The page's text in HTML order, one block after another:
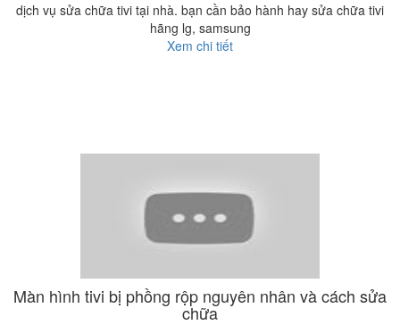
dịch vụ sửa chữa tivi tại nhà. bạn cần bảo hành hay sửa chữa tivi
hãng lg, samsung
Xem chi tiết
Màn hình tivi bị phồng rộp nguyên nhân và cách sửa
chữa